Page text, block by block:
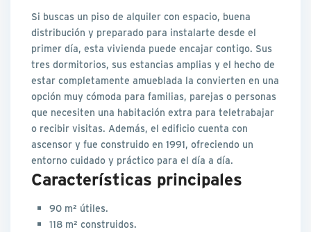
Si buscas un piso de alquiler con espacio, buena
distribución y preparado para instalarte desde el
primer día, esta vivienda puede encajar contigo. Sus
tres dormitorios, sus estancias amplias y el hecho de
estar completamente amueblada la convierten en una
opción muy cómoda para familias, parejas o personas
que necesiten una habitación extra para teletrabajar
o recibir visitas. Además, el edificio cuenta con
ascensor y fue construido en 1991, ofreciendo un
entorno cuidado y práctico para el día a día.
Características principales
90 m² útiles.
118 m² construidos.